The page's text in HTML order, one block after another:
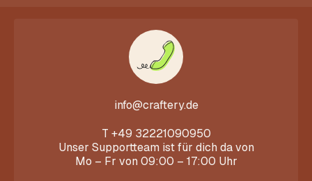
info@craftery.de
T +49 32221090950
Unser Supportteam ist für dich da von
Mo – Fr von 09:00 – 17:00 Uhr